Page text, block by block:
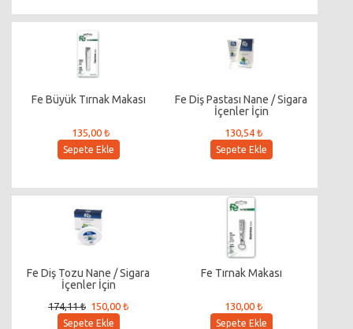
Fe Büyük Tırnak Makası
135,00 ₺
Sepete Ekle
Fe Diş Pastası Nane / Sigara
İçenler İçin
130,54 ₺
Sepete Ekle
Fe Diş Tozu Nane / Sigara
İçenler İçin
174,11 ₺ 150,00 ₺
Sepete Ekle
Fe Tırnak Makası
130,00 ₺
Sepete Ekle